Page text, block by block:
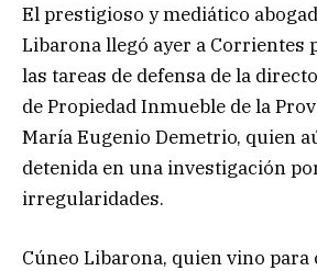
El prestigioso y mediático
Libarona llegó ayer a Corrientes
las tareas de defensa de la
de Propiedad Inmueble de la
María Eugenio Demetrio, quien
detenida en una investigación
irregularidades.
Cúneo Libarona, quien vino